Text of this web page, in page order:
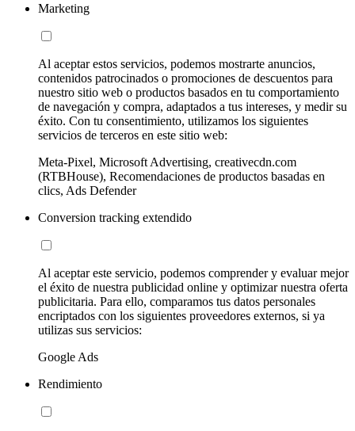
Marketing
Al aceptar estos servicios, podemos mostrarte anuncios,
contenidos patrocinados o promociones de descuentos para
nuestro sitio web o productos basados en tu comportamiento
de navegación y compra, adaptados a tus intereses, y medir su
éxito. Con tu consentimiento, utilizamos los siguientes
servicios de terceros en este sitio web:
Meta-Pixel, Microsoft Advertising, creativecdn.com
(RTBHouse), Recomendaciones de productos basadas en
clics, Ads Defender
Conversion tracking extendido
Al aceptar este servicio, podemos comprender y evaluar mejor
el éxito de nuestra publicidad online y optimizar nuestra oferta
publicitaria. Para ello, comparamos tus datos personales
encriptados con los siguientes proveedores externos, si ya
utilizas sus servicios:
Google Ads
Rendimiento